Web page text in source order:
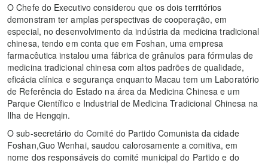
O Chefe do Executivo considerou que os dois territórios
demonstram ter amplas perspectivas de cooperação, em
especial, no desenvolvimento da indústria da medicina tradicional
chinesa, tendo em conta que em Foshan, uma empresa
farmacêutica instalou uma fábrica de grânulos para fórmulas de
medicina tradicional chinesa com altos padrões de qualidade,
eficácia clínica e segurança enquanto Macau tem um Laboratório
de Referência do Estado na área da Medicina Chinesa e um
Parque Científico e Industrial de Medicina Tradicional Chinesa na
Ilha de Hengqin.
O sub-secretário do Comité do Partido Comunista da cidade
Foshan,Guo Wenhai, saudou calorosamente a comitiva, em
nome dos responsáveis do comité municipal do Partido e do